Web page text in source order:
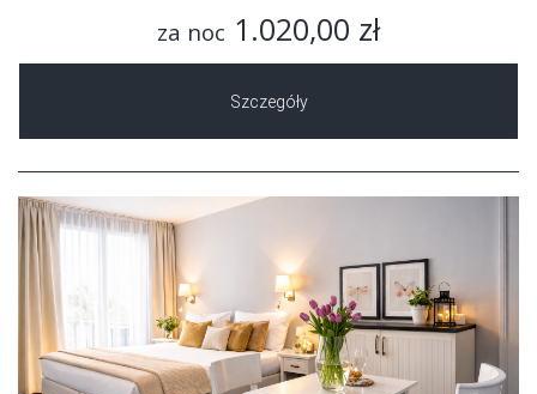
za noc 1.020,00 zł
Szczegóły